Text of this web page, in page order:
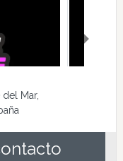
Málaga,
Next